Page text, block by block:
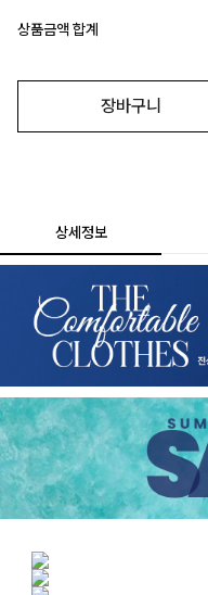
상품금액 합계
장바구니
상세정보